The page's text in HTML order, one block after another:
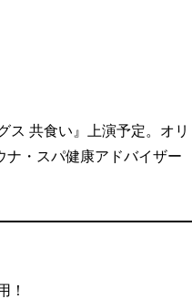
ス 共食い』上演予定。オリ
ナ・スパ健康アドバイザー
！